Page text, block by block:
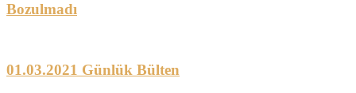
Bozulmadı
01.03.2021 Günlük Bülten